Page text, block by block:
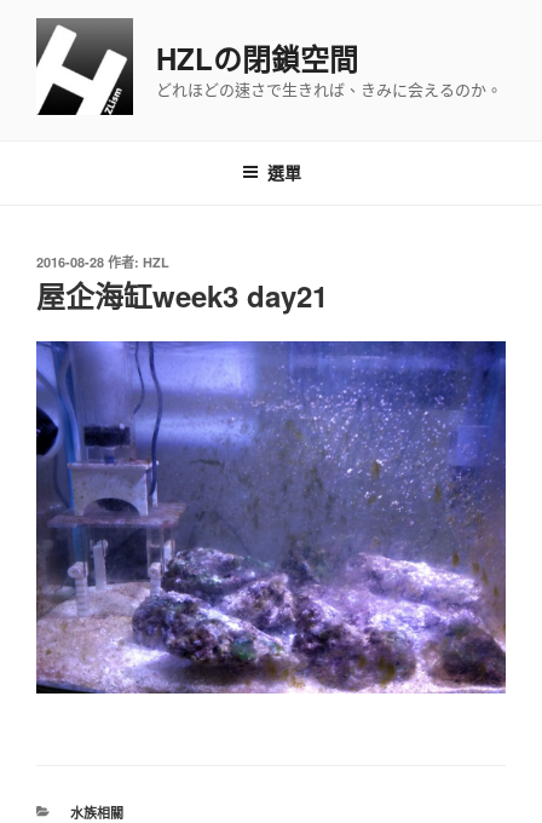
HZLの閉鎖空間
どれほどの速さで生きれば、きみに会えるのか。
選單
發
佈
於
2016-08-28 作者: HZL
屋企海缸week3 day21
分
水族相關